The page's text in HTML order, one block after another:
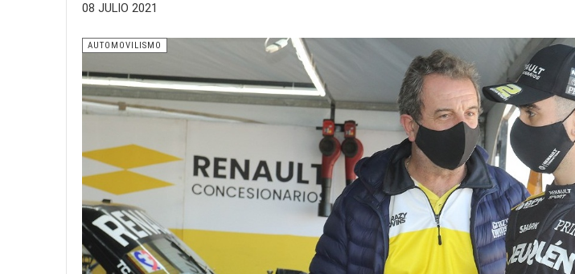
08 JULIO 2021
AUTOMOVILISMO